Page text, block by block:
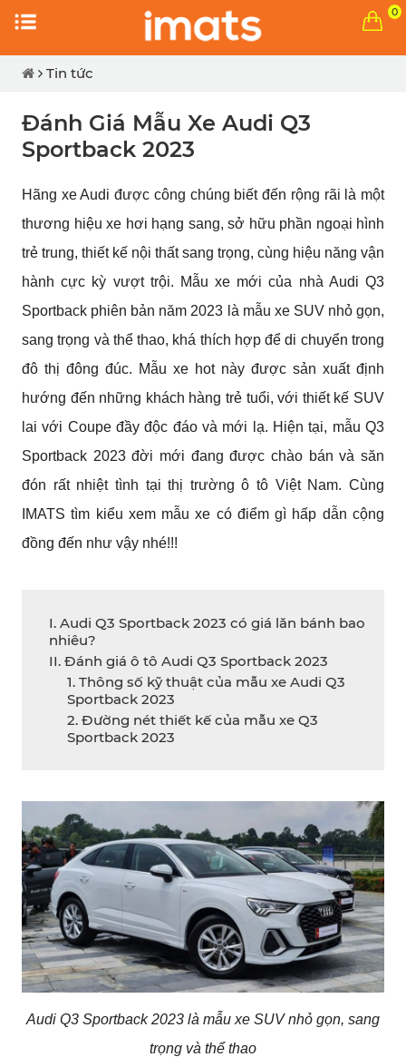
0
Tin tức
Đánh Giá Mẫu Xe Audi Q3
Sportback 2023
Hãng xe Audi được công chúng biết đến rộng rãi là một
thương hiệu xe hơi hạng sang, sở hữu phần ngoại hình
trẻ trung, thiết kế nội thất sang trọng, cùng hiệu năng vận
hành cực kỳ vượt trội. Mẫu xe mới của nhà Audi Q3
Sportback phiên bản năm 2023 là mẫu xe SUV nhỏ gọn,
sang trọng và thể thao, khá thích hợp để di chuyển trong
đô thị đông đúc. Mẫu xe hot này được sản xuất định
hướng đến những khách hàng trẻ tuổi, với thiết kế SUV
lai với Coupe đầy độc đáo và mới lạ. Hiện tại, mẫu Q3
Sportback 2023 đời mới đang được chào bán và săn
đón rất nhiệt tình tại thị trường ô tô Việt Nam. Cùng
IMATS tìm kiểu xem mẫu xe có điểm gì hấp dẫn cộng
đồng đến như vậy nhé!!!
I. Audi Q3 Sportback 2023 có giá lăn bánh bao
nhiêu?
II. Đánh giá ô tô Audi Q3 Sportback 2023
1. Thông số kỹ thuật của mẫu xe Audi Q3
Sportback 2023
2. Đường nét thiết kế của mẫu xe Q3
Sportback 2023
Audi Q3 Sportback 2023 là mẫu xe SUV nhỏ gọn, sang
trọng và thể thao